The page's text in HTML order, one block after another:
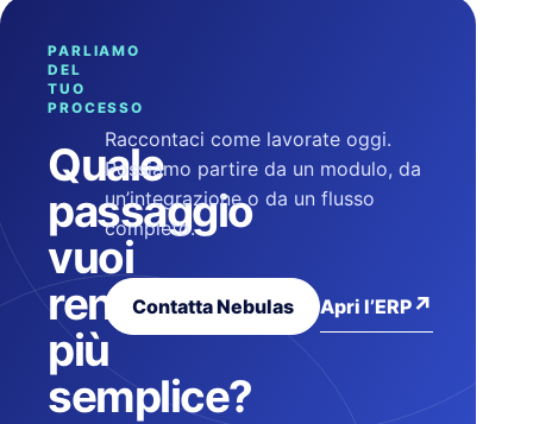
PARLIAMO
DEL
TUO
PROCESSO
Quale
passaggio
vuoi
rendere
più
semplice?
Raccontaci come lavorate oggi.
Possiamo partire da un modulo, da
un’integrazione o da un flusso
completo.
Contatta Nebulas Apri l’ERP ↗